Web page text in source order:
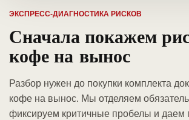
ЭКСПРЕСС-ДИАГНОСТИКА РИСКОВ
Сначала покажем
кофе на вынос
Разбор нужен до покупки комплекта
кофе на вынос. Мы отделяем
фиксируем критичные пробелы и даем